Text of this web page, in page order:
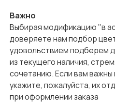
Важно
Выбирая модификацию "в
доверяете нам подбор
удовольствием подберем
из текущего наличия,
сочетанию. Если вам
укажите, пожалуйста, их
при оформлении заказа